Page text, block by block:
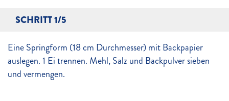
SCHRITT 1/5
Eine Springform (18 cm Durchmesser) mit Backpapier
auslegen. 1 Ei trennen. Mehl, Salz und Backpulver sieben
und vermengen.